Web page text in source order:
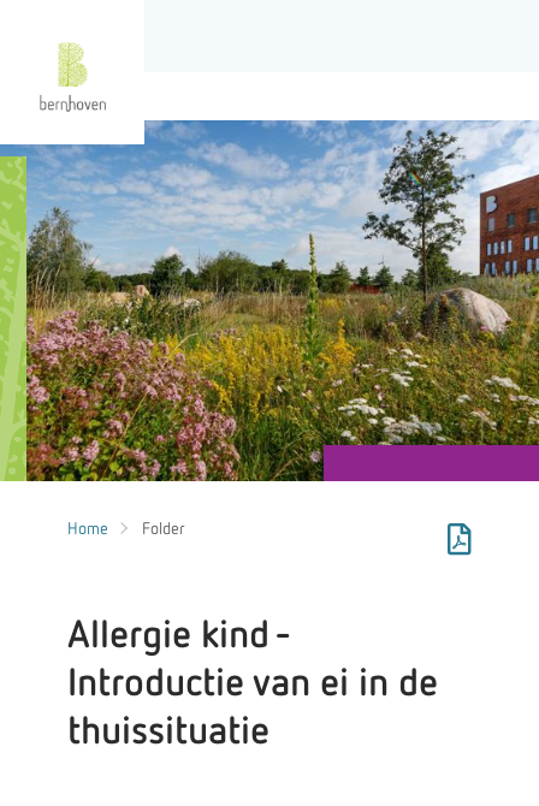
Home Folder
Allergie kind -
Introductie van ei in de
thuissituatie